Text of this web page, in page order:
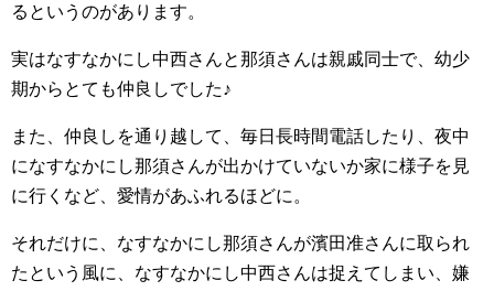
るというのがあります。
実はなすなかにし中西さんと那須さんは親戚同士で、幼少
期からとても仲良しでした♪
また、仲良しを通り越して、毎日長時間電話したり、夜中
になすなかにし那須さんが出かけていないか家に様子を見
に行くなど、愛情があふれるほどに。
それだけに、なすなかにし那須さんが濱田准さんに取られ
たという風に、なすなかにし中西さんは捉えてしまい、嫌